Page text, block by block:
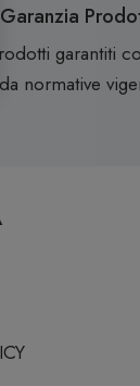
Garanzia
garantiti
da normative